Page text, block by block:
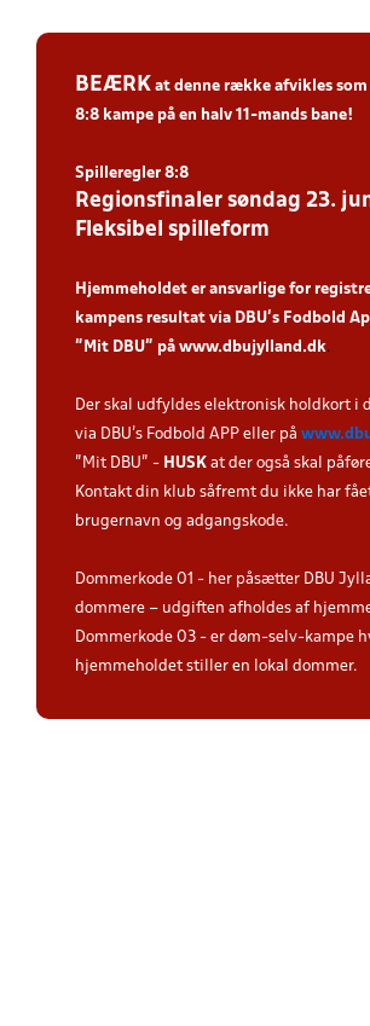
BEÆRK at denne række afvikles som
8:8 kampe på en halv 11-mands bane!
Spilleregler 8:8
Regionsfinaler søndag 23.
Fleksibel spilleform
Hjemmeholdet er ansvarlige for
kampens resultat via DBU’s Fodbold
”Mit DBU” på www.dbujylland.dk.
Der skal udfyldes elektronisk holdkort i
via DBU's Fodbold APP eller på
"Mit DBU" - HUSK at der også skal
Kontakt din klub såfremt du ikke har
brugernavn og adgangskode.
Dommerkode 01 - her påsætter DBU
dommere – udgiften afholdes af
Dommerkode 03 - er døm-selv-kampe
hjemmeholdet stiller en lokal dommer.